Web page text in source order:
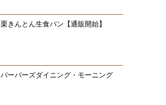
栗きんとん生食パン【通販開始】
バーバーズダイニング・モーニング